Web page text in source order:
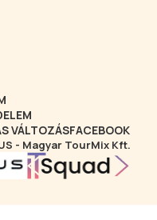
VÁLTOZÁSFACEBOOK
- Magyar TourMix Kft.